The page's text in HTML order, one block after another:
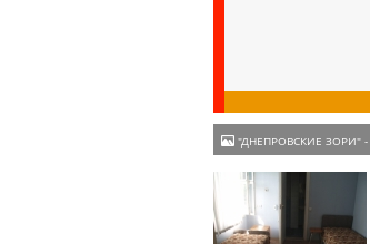
"ДНЕПРОВСКИЕ ЗОРИ"